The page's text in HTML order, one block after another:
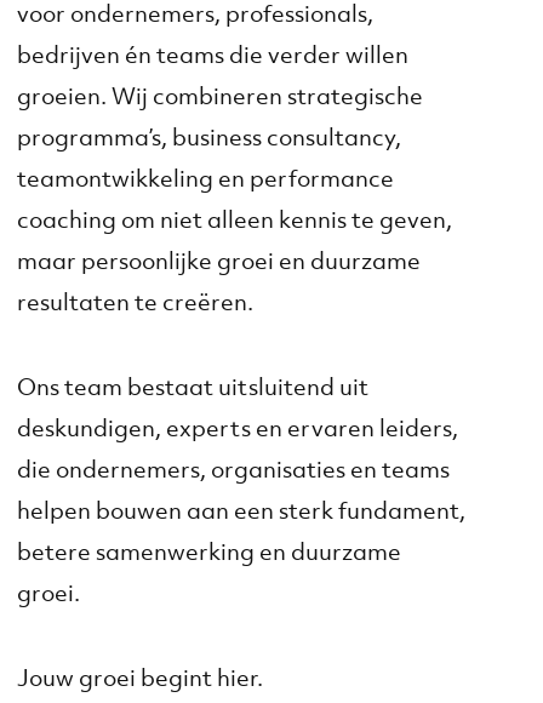
voor ondernemers, professionals,
bedrijven én teams die verder willen
groeien. Wij combineren strategische
programma’s, business consultancy,
teamontwikkeling en performance
coaching om niet alleen kennis te geven,
maar persoonlijke groei en duurzame
resultaten te creëren.
Ons team bestaat uitsluitend uit
deskundigen, experts en ervaren leiders,
die ondernemers, organisaties en teams
helpen bouwen aan een sterk fundament,
betere samenwerking en duurzame
groei.
Jouw groei begint hier.